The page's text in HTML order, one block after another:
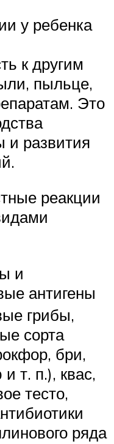
у ребенка
к другим
пыльце,
Это
и развития
реакции
и
антигены
грибы,
сорта
бри,
т. п.), квас,
тесто,
ряда